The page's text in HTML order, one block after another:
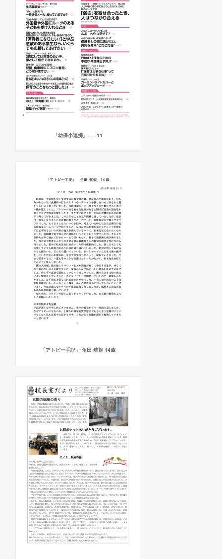
「幼保小連携」……11
「アトピー手記」 角田 航規 14歳